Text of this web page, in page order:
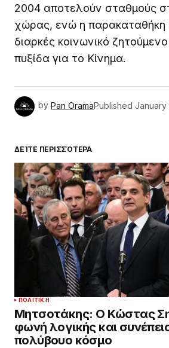
2004 αποτελούν σταθμούς
χώρας, ενώ η παρακαταθήκη
διαρκές κοινωνικό ζητούμενο
πυξίδα για το Κίνημα.
by Pan OramaPublished January
ΔΕΊΤΕ ΠΕΡΙΣΣΌΤΕΡΑ
ΠΟΛΙΤΙΚΉ
Μητσοτάκης: Ο Κώστας
φωνή λογικής και
πολύβουο κόσμο